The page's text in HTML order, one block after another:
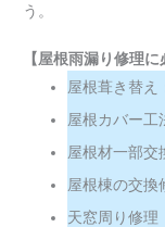
う。
【屋根雨漏り修理
屋根葺き替え
屋根カバー工
屋根材一部交
屋根棟の交換
天窓周り修理